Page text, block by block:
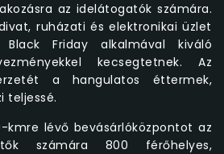
az idelátogatók számára.
ruházati és elektronikai üzlet
Friday alkalmával kiváló
kecsegtetnek. Az
a hangulatos éttermek,
teljessé.
kmre lévő bevásárlóközpontot az
számára 800 férőhelyes,